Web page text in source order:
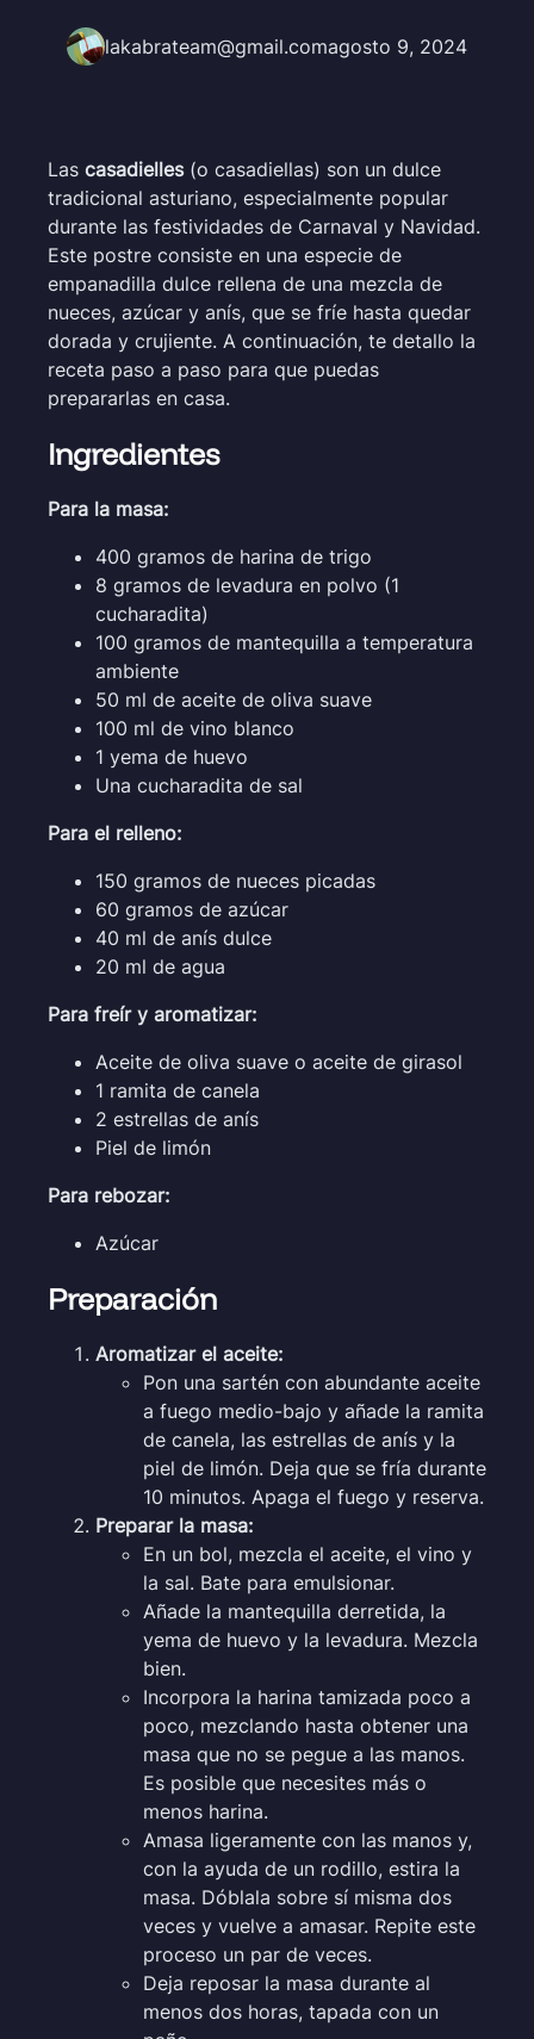
lakabrateam@gmail.comagosto 9, 2024
Las casadielles(o casadiellas) son un dulce
tradicional asturiano, especialmente popular
durante las festividades de Carnaval y Navidad.
Este postre consiste en una especie de
empanadilla dulce rellena de una mezcla de
nueces, azúcar y anís, que se fríe hasta quedar
dorada y crujiente. A continuación, te detallo la
receta paso a paso para que puedas
prepararlas en casa.
Ingredientes
Para la masa:
400 gramos de harina de trigo
8 gramos de levadura en polvo (1
cucharadita)
100 gramos de mantequilla a temperatura
ambiente
50 ml de aceite de oliva suave
100 ml de vino blanco
1 yema de huevo
Una cucharadita de sal
Para el relleno:
150 gramos de nueces picadas
60 gramos de azúcar
40 ml de anís dulce
20 ml de agua
Para freír y aromatizar:
Aceite de oliva suave o aceite de girasol
1 ramita de canela
2 estrellas de anís
Piel de limón
Para rebozar:
Azúcar
Preparación
Aromatizar el aceite:
Pon una sartén con abundante aceite
a fuego medio-bajo y añade la ramita
de canela, las estrellas de anís y la
piel de limón. Deja que se fría durante
10 minutos. Apaga el fuego y reserva.
Preparar la masa:
En un bol, mezcla el aceite, el vino y
la sal. Bate para emulsionar.
Añade la mantequilla derretida, la
yema de huevo y la levadura. Mezcla
bien.
Incorpora la harina tamizada poco a
poco, mezclando hasta obtener una
masa que no se pegue a las manos.
Es posible que necesites más o
menos harina.
Amasa ligeramente con las manos y,
con la ayuda de un rodillo, estira la
masa. Dóblala sobre sí misma dos
veces y vuelve a amasar. Repite este
proceso un par de veces.
Deja reposar la masa durante al
menos dos horas, tapada con un